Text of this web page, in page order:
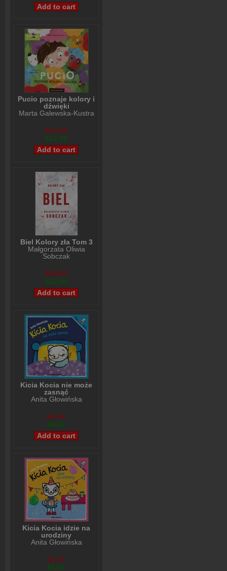
Pucio poznaje kolory i
dźwięki
Marta Galewska-Kustra
$15,95
$12,96
Biel Kolory zła Tom 3
Małgorzata Oliwia
Sobczak
$26,92
$22,94
Kicia Kocia nie może
zasnąć
Anita Głowińska
$7,97
$6,97
Kicia Kocia idzie na
urodziny
Anita Głowińska
$7,97
$6,97